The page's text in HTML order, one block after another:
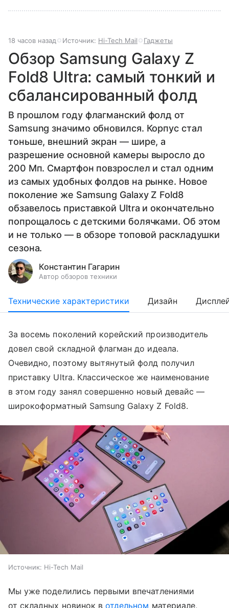
18 часов назад Источник: Hi-Tech Mail Гаджеты
Обзор Samsung Galaxy Z
Fold8 Ultra: самый тонкий и
сбалансированный фолд
В прошлом году флагманский фолд от
Samsung значимо обновился. Корпус стал
тоньше, внешний экран — шире, а
разрешение основной камеры выросло до
200 Мп. Смартфон повзрослел и стал одним
из самых удобных фолдов на рынке. Новое
поколение же Samsung Galaxy Z Fold8
обзавелось приставкой Ultra и окончательно
попрощалось с детскими болячками. Об этом
и не только — в обзоре топовой раскладушки
сезона.
Константин Гагарин
Автор обзоров техники
Технические характеристики Дизайн
За восемь поколений корейский производитель
довел свой складной флагман до идеала.
Очевидно, поэтому вытянутый фолд получил
приставку Ultra. Классическое же наименование
в этом году занял совершенно новый девайс —
широкоформатный Samsung Galaxy Z Fold8.
Источник: Hi-Tech Mail
Мы уже поделились первыми впечатлениями
от складных новинок вотдельном материале,